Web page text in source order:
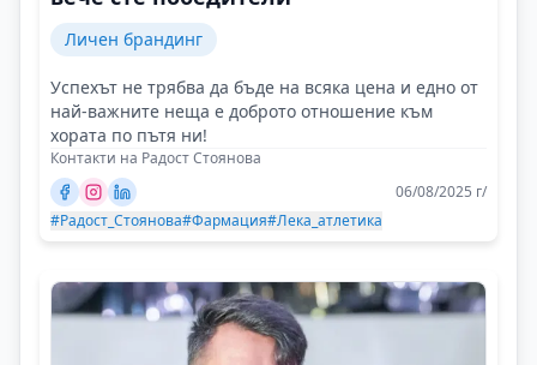
Личен брандинг
Успехът не трябва да бъде на всяка цена и едно от
най-важните неща е доброто отношение към
хората по пътя ни!
Контакти на Радост Стоянова
06/08/2025 г/
#Радост_Стоянова#Фармация#Лека_атлетика